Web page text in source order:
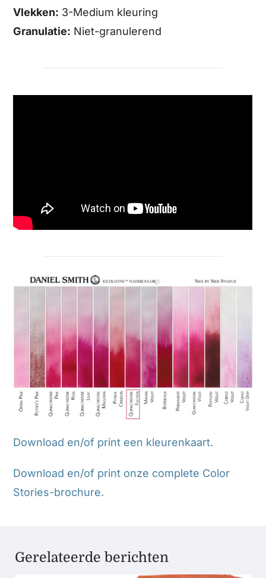
Vlekken: 3-Medium kleuring
Granulatie: Niet-granulerend
Download en/of print een kleurenkaart.
Download en/of print onze complete Color
Stories-brochure.
Gerelateerde berichten